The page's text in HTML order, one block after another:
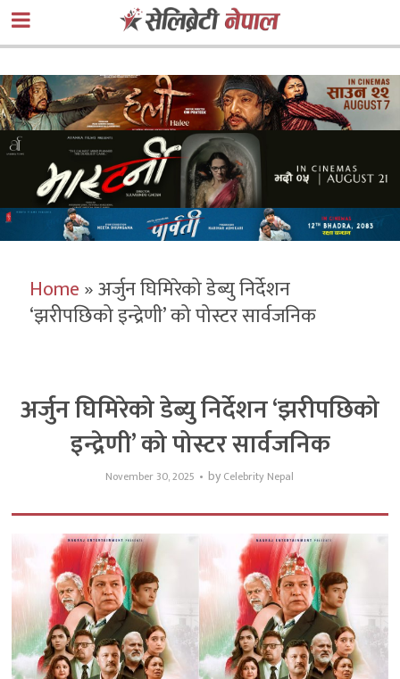
Home»अर्जुन घिमिरेको डेब्यु निर्देशन
‘झरीपछिको इन्द्रेणी’ को पोस्टर सार्वजनिक
अर्जुन घिमिरेको डेब्यु निर्देशन ‘झरीपछिको
इन्द्रेणी’ को पोस्टर सार्वजनिक
November 30, 2025 by Celebrity Nepal